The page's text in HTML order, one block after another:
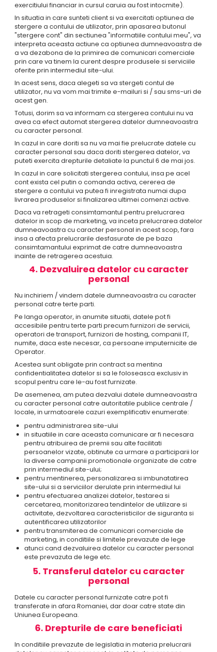
exercitiului financiar in cursul caruia au fost intocmite).
In situatia in care sunteti client si va exercitati optiunea de
stergere a contului de utilizator, prin apasarea butonul
"stergere cont" din sectiunea "informatiile contului meu", va
interpreta aceasta actiune ca optiunea dumneavoastra de
a va dezabona de la primirea de comunicari comerciale
prin care va tinem la curent despre produsele si serviciile
oferite prin intermediul site-ului.
In acest sens, daca alegeti sa va stergeti contul de
utilizator, nu va vom mai trimite e-mailuri si / sau sms-uri de
acest gen.
Totusi, dorim sa va informam ca stergerea contului nu va
avea ca efect automat stergerea datelor dumneavoastra
cu caracter personal.
In cazul in care doriti sa nu va mai fie prelucrate datele cu
caracter personal sau daca doriti stergerea datelor, va
puteti exercita drepturile detaliate la punctul 6 de mai jos.
In cazul in care solicitati stergerea contului, insa pe acel
cont exista cel putin o comanda activa, cererea de
stergere a contului va putea fi inregistrata numai dupa
livrarea produselor si finalizarea ultimei comenzi active.
Daca va retrageti consimtamantul pentru prelucrarea
datelor in scop de marketing, va inceta prelucrarea datelor
dumneavoastra cu caracter personal in acest scop, fara
insa a afecta prelucrarile desfasurate de pe baza
consimtamantului exprimat de catre dumneavoastra
inainte de retragerea acestuia.
4. Dezvaluirea datelor cu caracter
personal
Nu inchiriem / vindem datele dumneavoastra cu caracter
personal catre terte parti.
Pe langa operator, in anumite situatii, datele pot fi
accesibile pentru terte parti precum furnizori de servicii,
operatori de transport, furnizori de hosting, companii IT,
numite, daca este necesar, ca persoane imputernicite de
Operator.
Acestea sunt obligate prin contract sa mentina
confidentialitatea datelor si sa le foloseasca exclusiv in
scopul pentru care le-au fost furnizate.
De asemenea, am putea dezvalui datele dumneavoastra
cu caracter personal catre autoritatile publice centrale /
locale, in urmatoarele cazuri exemplificativ enumerate:
pentru administrarea site-ului
in situatiile in care aceasta comunicare ar fi necesara
pentru atribuirea de premii sau alte facilitati
persoanelor vizate, obtinute ca urmare a participarii lor
la diverse campanii promotionale organizate de catre
prin intermediul site-ului;
pentru mentinerea, personalizarea si imbunatatirea
site-ului si a serviciilor derulate prin intermediul lui
pentru efectuarea analizei datelor, testarea si
cercetarea, monitorizarea tendintelor de utilizare si
activitate, dezvoltarea caracteristicilor de siguranta si
autentificarea utilizatorilor
pentru transmiterea de comunicari comerciale de
marketing, in conditiile si limitele prevazute de lege
atunci cand dezvaluirea datelor cu caracter personal
este prevazuta de lege etc.
5. Transferul datelor cu caracter
personal
Datele cu caracter personal furnizate catre pot fi
transferate in afara Romaniei, dar doar catre state din
Uniunea Europeana.
6. Drepturile de care beneficiati
In conditiile prevazute de legislatia in materia prelucrarii